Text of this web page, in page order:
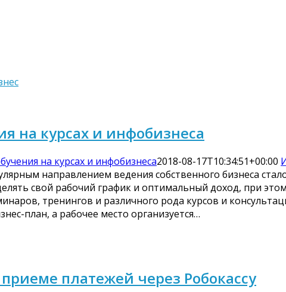
на курсах и инфобизнеса
на курсах и инфобизнеса2018-08-17T10:34:51+00:00
направлением ведения собственного бизнеса
свой рабочий график и оптимальный доход, при
тренингов и различного рода курсов и
план, а рабочее место организуется…
платежей через Робокассу